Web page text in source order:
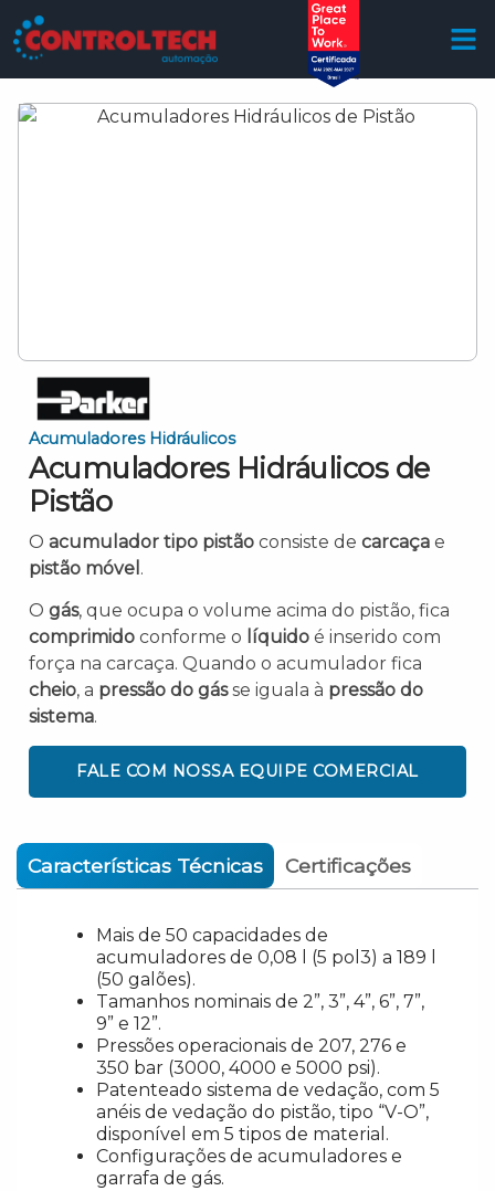
Acumuladores Hidráulicos
Acumuladores Hidráulicos de
Pistão
O acumulador tipo pistão consiste de carcaça e
pistão móvel .
O gás, que ocupa o volume acima do pistão, fica
comprimido conforme o líquido é inserido com
força na carcaça. Quando o acumulador fica
cheio, a pressão do gásse iguala à pressão do
sistema.
FALE COM NOSSA EQUIPE COMERCIAL
Características Técnicas Certificações
Mais de 50 capacidades de
acumuladores de 0,08 l (5 pol3) a 189 l
(50 galões).
Tamanhos nominais de 2”, 3”, 4”, 6”, 7”,
9” e 12”.
Pressões operacionais de 207, 276 e
350 bar (3000, 4000 e 5000 psi).
Patenteado sistema de vedação, com 5
anéis de vedação do pistão, tipo “V-O”,
disponível em 5 tipos de material.
Configurações de acumuladores e
garrafa de gás.